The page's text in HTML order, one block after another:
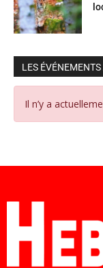
LES
Il n’y a